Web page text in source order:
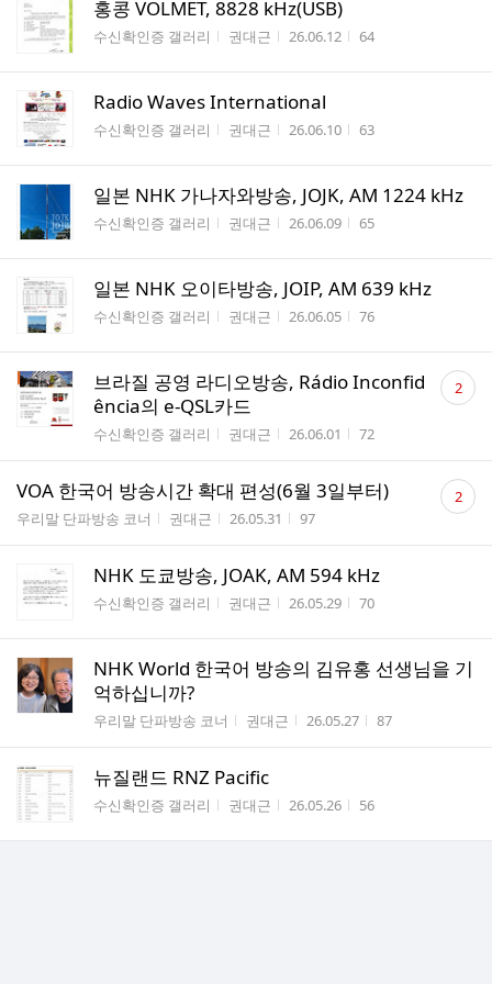
홍콩 VOLMET, 8828 kHz(USB)
게시판명
수신확인증 갤러리 작성자
권대근 작성시간
26.06.12 조회수
64
Radio Waves International
게시판명
수신확인증 갤러리 작성자
권대근 작성시간
26.06.10 조회수
63
일본 NHK 가나자와방송, JOJK, AM 1224 kHz
게시판명
수신확인증 갤러리 작성자
권대근 작성시간
26.06.09 조회수
65
일본 NHK 오이타방송, JOIP, AM 639 kHz
게시판명
수신확인증 갤러리 작성자
권대근 작성시간
26.06.05 조회수
76
브라질 공영 라디오방송, Rádio Inconfid
ência의 e-QSL카드
게시판명
수신확인증 갤러리 작성자
권대근 작성시간
26.06.01 조회수
72
댓
글 2
VOA 한국어 방송시간 확대 편성(6월 3일부터)
게시판명
우리말 단파방송 코너 작성자
권대근 작성시간
26.05.31 조회수
97
댓
글 2
NHK 도쿄방송, JOAK, AM 594 kHz
게시판명
수신확인증 갤러리 작성자
권대근 작성시간
26.05.29 조회수
70
NHK World 한국어 방송의 김유홍 선생님을 기
억하십니까?
게시판명
우리말 단파방송 코너 작성자
권대근 작성시간
26.05.27 조회수
87
뉴질랜드 RNZ Pacific
게시판명
수신확인증 갤러리 작성자
권대근 작성시간
26.05.26 조회수
56